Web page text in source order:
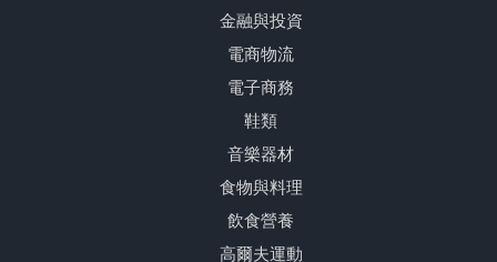
金融與投資
電商物流
電子商務
鞋類
音樂器材
食物與料理
飲食營養
高爾夫運動